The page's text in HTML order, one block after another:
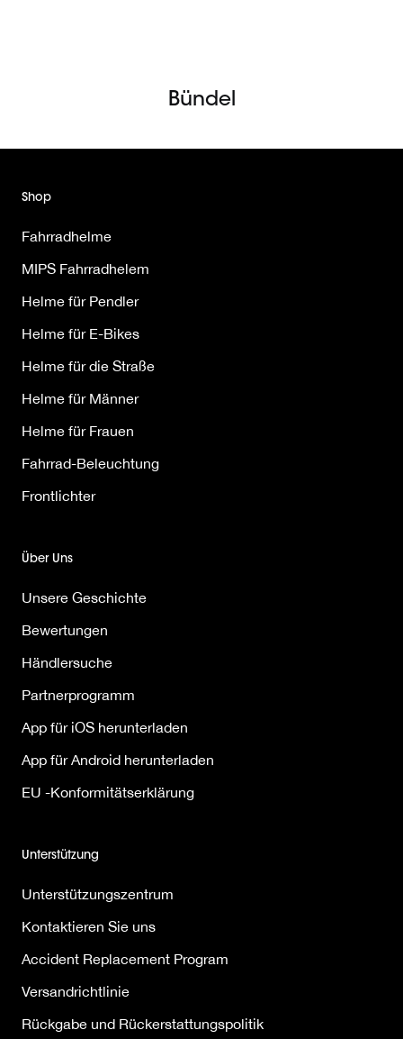
Bündel
Shop
Fahrradhelme
MIPS Fahrradhelem
Helme für Pendler
Helme für E-Bikes
Helme für die Straße
Helme für Männer
Helme für Frauen
Fahrrad-Beleuchtung
Frontlichter
Über Uns
Unsere Geschichte
Bewertungen
Händlersuche
Partnerprogramm
App für iOS herunterladen
App für Android herunterladen
EU -Konformitätserklärung
Unterstützung
Unterstützungszentrum
Kontaktieren Sie uns
Accident Replacement Program
Versandrichtlinie
Rückgabe und Rückerstattungspolitik